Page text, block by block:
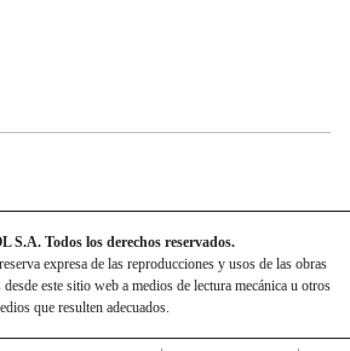
S.A. Todos los derechos reservados.
expresa de las reproducciones y usos de las obras
este sitio web a medios de lectura mecánica u otros
que resulten adecuados.